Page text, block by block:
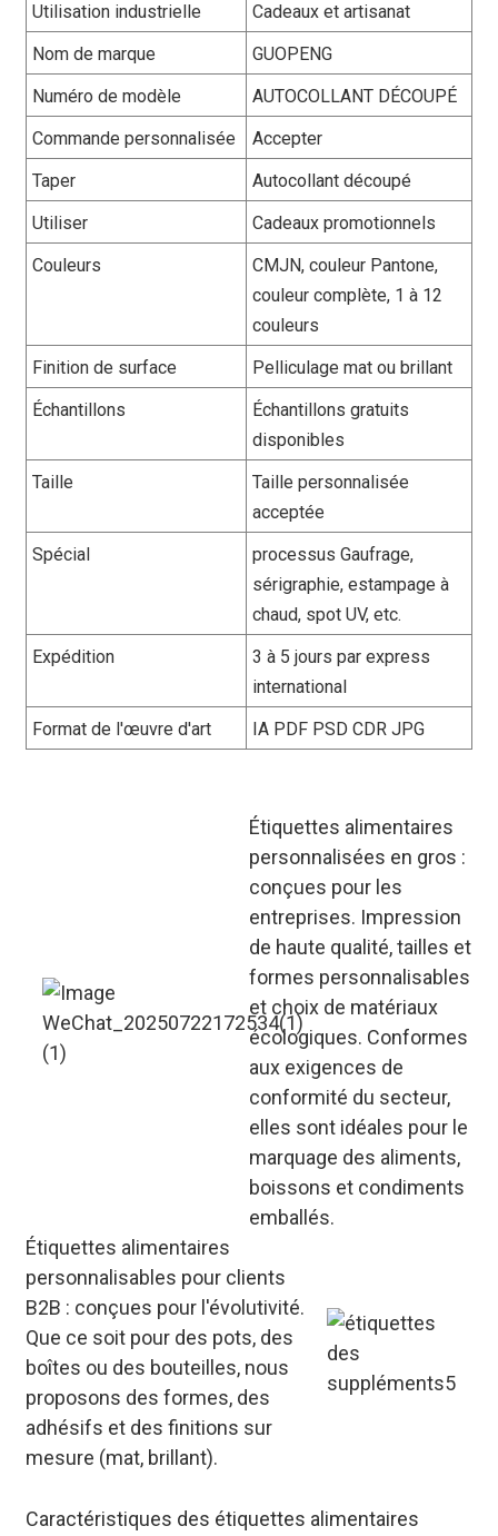
Utilisation industrielle
Cadeaux et artisanat
Nom de marque
GUOPENG
Numéro de modèle
AUTOCOLLANT DÉCOUPÉ
Commande personnalisée
Accepter
Taper
Autocollant découpé
Utiliser
Cadeaux promotionnels
Couleurs
CMJN, couleur Pantone,
couleur complète, 1 à 12
couleurs
Finition de surface
Pelliculage mat ou brillant
Échantillons
Échantillons gratuits
disponibles
Taille
Taille personnalisée
acceptée
Spécial
processus Gaufrage,
sérigraphie, estampage à
chaud, spot UV, etc.
Expédition
3 à 5 jours par express
international
Format de l'œuvre d'art
IA PDF PSD CDR JPG
Étiquettes alimentaires
personnalisées en gros :
conçues pour les
entreprises. Impression
de haute qualité, tailles et
formes personnalisables
et choix de matériaux
écologiques. Conformes
aux exigences de
conformité du secteur,
elles sont idéales pour le
marquage des aliments,
boissons et condiments
emballés.
Étiquettes alimentaires
personnalisables pour clients
B2B : conçues pour l'évolutivité.
Que ce soit pour des pots, des
boîtes ou des bouteilles, nous
proposons des formes, des
adhésifs et des finitions sur
mesure (mat, brillant).
Caractéristiques des étiquettes alimentaires